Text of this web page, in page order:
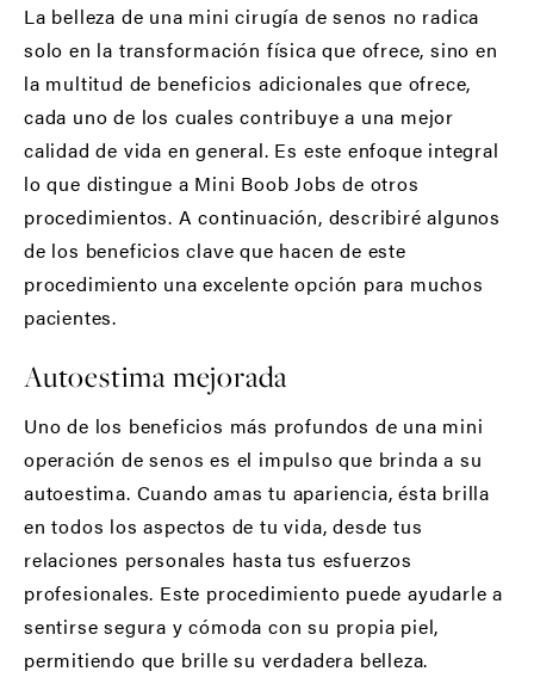
La belleza de una mini cirugía de senos no radica
solo en la transformación física que ofrece, sino en
la multitud de beneficios adicionales que ofrece,
cada uno de los cuales contribuye a una mejor
calidad de vida en general. Es este enfoque integral
lo que distingue a Mini Boob Jobs de otros
procedimientos. A continuación, describiré algunos
de los beneficios clave que hacen de este
procedimiento una excelente opción para muchos
pacientes.
Autoestima mejorada
Uno de los beneficios más profundos de una mini
operación de senos es el impulso que brinda a su
autoestima. Cuando amas tu apariencia, ésta brilla
en todos los aspectos de tu vida, desde tus
relaciones personales hasta tus esfuerzos
profesionales. Este procedimiento puede ayudarle a
sentirse segura y cómoda con su propia piel,
permitiendo que brille su verdadera belleza.